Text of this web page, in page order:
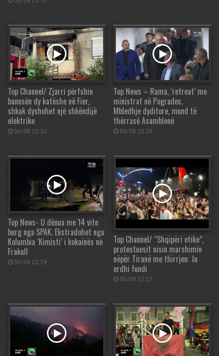
Top Channel/ Zjarri përfshin
banesën dy katëshe në Fier,
shkak dyshohet një shkëndijë
elektrike
06/08 22:32
Top News – Rama, ‘retreat’ me
ministrat në Pogradec.
Mbledhje dyditore, mund të
thërrasë Asamblenë
06/08 22:29
Top News- U dënua me 14 vite
burg nga SPAK. Ekstradohet nga
Kolumbia ‘Kimisti’ i kokainës në
Frakull
06/08 22:29
Top Channel/ “Shqipëri etike”,
protestuesit nisin marshimin
nëpër Tiranë me thirrjen: Ju
erdhi fundi
06/08 22:27